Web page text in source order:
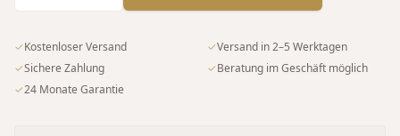
✓Kostenloser Versand ✓Versand in 2–5 Werktagen
✓Sichere Zahlung ✓Beratung im Geschäft möglich
✓24 Monate Garantie